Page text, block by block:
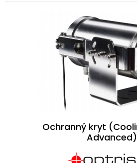
Ochranný kryt
Advanced)